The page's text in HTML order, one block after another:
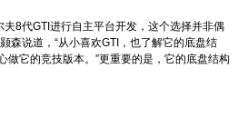
8代GTI进行自主平台开发，这个选择并非偶
森说道，“从小喜欢GTI，也了解它的底盘结
做它的竞技版本。”更重要的是，它的底盘结构